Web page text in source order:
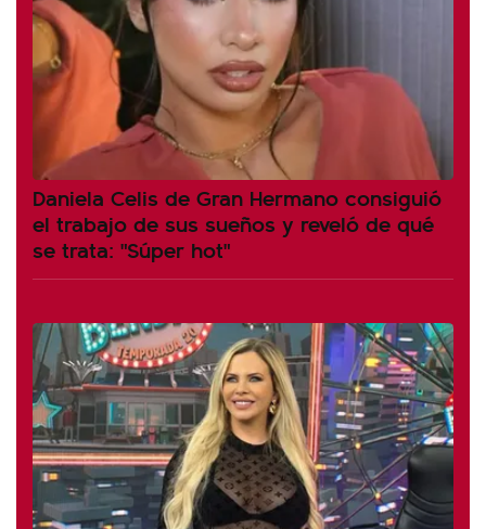
Daniela Celis de Gran Hermano consiguió
el trabajo de sus sueños y reveló de qué
se trata: "Súper hot"